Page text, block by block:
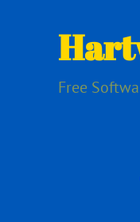
Free